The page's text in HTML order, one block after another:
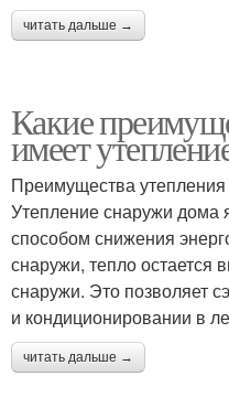
читать дальше →
Какие
имеет
Преимущества
Утепление снаружи
способом снижения
снаружи, тепло остается
снаружи. Это позволяет
и кондиционировании в
читать дальше →